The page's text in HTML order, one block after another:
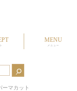
MENU
メニュー
ーマカット